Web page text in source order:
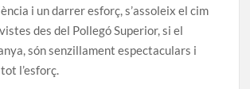
i un darrer esforç, s’assoleix el cim
des del Pollegó Superior, si el
són senzillament espectaculars i
l’esforç.